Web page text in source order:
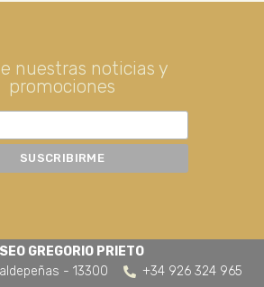
nuestras noticias y
promociones
GREGORIO PRIETO
- 13300
+34 926 324 965